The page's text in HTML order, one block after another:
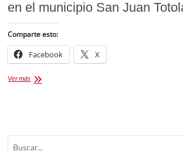
en el municipio San Juan
Comparte esto:
Facebook X
Ver másMTB